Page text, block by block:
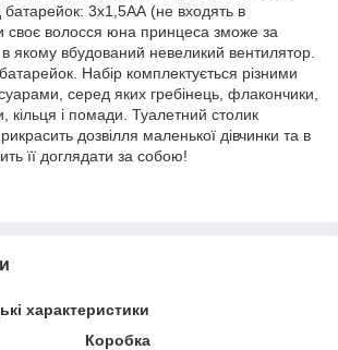
3х1,5АА (не входять в
своє волосся юна принцеса зможе за
якому вбудований невеликий вентилятор.
Набір комплектується різними
серед яких гребінець, флакончики,
кільця і помади. Туалетний столик
дозвілля маленької дівчинки та в
її доглядати за собою!
характеристики
Коробка